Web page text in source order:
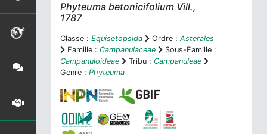
Phyteuma betonicifolium Vill.,
1787
Classe : Equisetopsida Ordre : Asterales
Famille : Campanulaceae
Sous-Famille :
Campanuloideae
Tribu : Campanuleae
Genre : Phyteuma